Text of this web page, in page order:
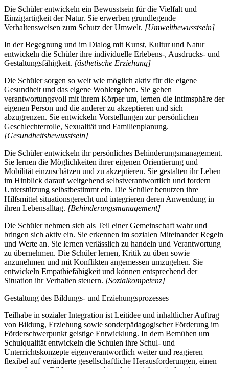
Die Schüler entwickeln ein Bewusstsein für die Vielfalt und
Einzigartigkeit der Natur. Sie erwerben grundlegende
Verhaltensweisen zum Schutz der Umwelt. [Umweltbewusstsein]
In der Begegnung und im Dialog mit Kunst, Kultur und Natur
entwickeln die Schüler ihre individuelle Erlebens-, Ausdrucks- und
Gestaltungsfähigkeit. [ästhetische Erziehung]
Die Schüler sorgen so weit wie möglich aktiv für die eigene
Gesundheit und das eigene Wohlergehen. Sie gehen
verantwortungsvoll mit ihrem Körper um, lernen die Intimsphäre der
eigenen Person und die anderer zu akzeptieren und sich
abzugrenzen. Sie entwickeln Vorstellungen zur persönlichen
Geschlechterrolle, Sexualität und Familienplanung.
[Gesundheitsbewusstsein]
Die Schüler entwickeln ihr persönliches Behinderungsmanagement.
Sie lernen die Möglichkeiten ihrer eigenen Orientierung und
Mobilität einzuschätzen und zu akzeptieren. Sie gestalten ihr Leben
im Hinblick darauf weitgehend selbstverantwortlich und fordern
Unterstützung selbstbestimmt ein. Die Schüler benutzen ihre
Hilfsmittel situationsgerecht und integrieren deren Anwendung in
ihren Lebensalltag. [Behinderungsmanagement]
Die Schüler nehmen sich als Teil einer Gemeinschaft wahr und
bringen sich aktiv ein. Sie erkennen im sozialen Miteinander Regeln
und Werte an. Sie lernen verlässlich zu handeln und Verantwortung
zu übernehmen. Die Schüler lernen, Kritik zu üben sowie
anzunehmen und mit Konflikten angemessen umzugehen. Sie
entwickeln Empathiefähigkeit und können entsprechend der
Situation ihr Verhalten steuern. [Sozialkompetenz]
Gestaltung des Bildungs- und Erziehungsprozesses
Teilhabe in sozialer Integration ist Leitidee und inhaltlicher Auftrag
von Bildung, Erziehung sowie sonderpädagogischer Förderung im
Förderschwerpunkt geistige Entwicklung. In dem Bemühen um
Schulqualität entwickeln die Schulen ihre Schul- und
Unterrichtskonzepte eigenverantwortlich weiter und reagieren
flexibel auf veränderte gesellschaftliche Herausforderungen, einen